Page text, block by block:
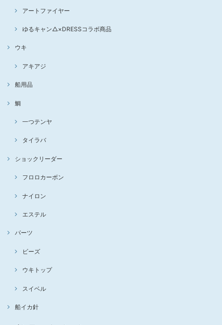
アートファイヤー
ゆるキャン△×DRESSコラボ商品
ウキ
アキアジ
船用品
鯛
一つテンヤ
タイラバ
ショックリーダー
フロロカーボン
ナイロン
エステル
パーツ
ビーズ
ウキトップ
スイベル
船イカ針